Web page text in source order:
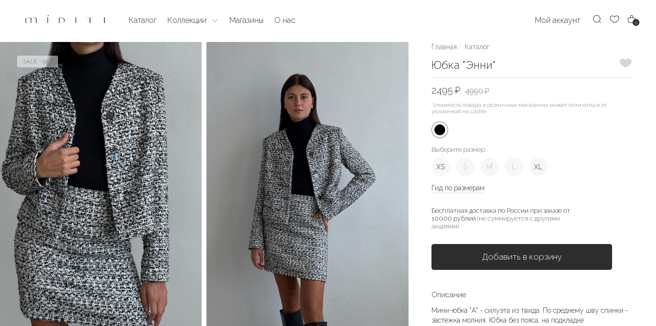
Каталог Коллекции Магазины О нас Мой аккаунт 0
SALE -50%
Главная Каталог
Юбка "Энни"
2495 ₽ 4990 ₽
*стоимость товара в розничных магазинах может отличаться от
указанной на сайте
Выберите размер:
XS S M L XL
Гид по размерам
Бесплатная доставка по России при заказе от
10000 рублей (не суммируется с другими
акциями)
Добавить в корзину
Описание
Мини-юбка "А" - силуэта из твида. По среднему шву спинки -
застежка молния. Юбка без пояса, на подкладке.